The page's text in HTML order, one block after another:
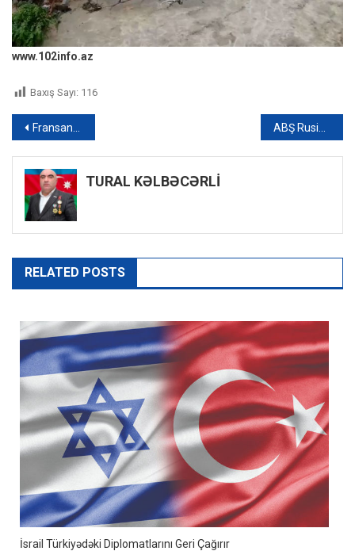
www.102info.az
Baxış Sayı: 116
Yazı
naviqasiyası
Fransanın daxili işlər naziri Çempionlar Liqasının final oyununa görə üzr istəyib ABŞ Rusiyaya qarşı sanksiyaları genişləndirir
TURAL KƏLBƏCƏRLİ
RELATED POSTS
İsrail Türkiyədəki Diplomatlarını Geri Çağırır